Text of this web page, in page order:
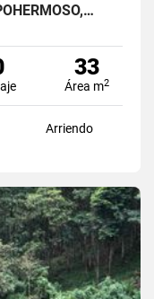
33
Área m2
Arriendo